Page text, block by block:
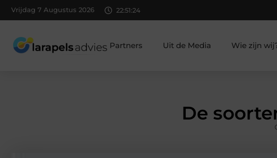
Vrijdag 7 Augustus 2026 22:51:24
Partners Uit de Media Wie zijn
De